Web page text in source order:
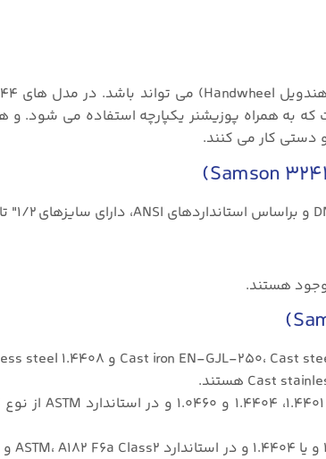
۳۲۷۱ است و در مدل ۳۲۴۴-۷ عملگر از نوع ۳۲۷۷ است که به همراه پوزیشنر یکپارچه